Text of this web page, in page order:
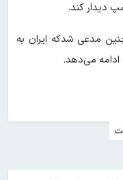
دیدار کند.
مدعی شدکه ایران به
ادامه می‌دهد.